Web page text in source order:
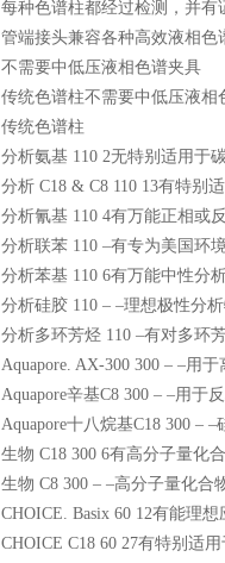
每种色谱柱都经过检测，并有
管端接头兼容各种高效液相色
不需要中低压液相色谱夹具
传统色谱柱不需要中低压液相
传统色谱柱
分析氨基 110 2无特别适用于
分析 C18 & C8 110 13有特别
分析氰基 110 4有万能正相或
分析联苯 110 –有专为美国环
分析苯基 110 6有万能中性分
分析硅胶 110 – –理想极性分
分析多环芳烃 110 –有对多环
Aquapore. AX-300 300 – –用
Aquapore辛基C8 300 – –用于
Aquapore十八烷基C18 300 –
生物 C18 300 6有高分子量化
生物 C8 300 – –高分子量化合
CHOICE. Basix 60 12有能理
CHOICE C18 60 27有特别适